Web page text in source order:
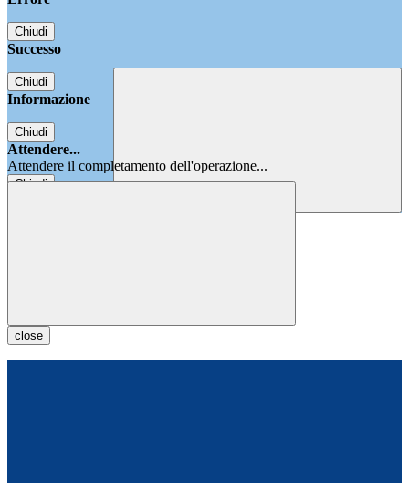
Chiudi
Successo
Chiudi
Informazione
Chiudi
Attendere...
Attendere il completamento dell'operazione...
Chiudi
close